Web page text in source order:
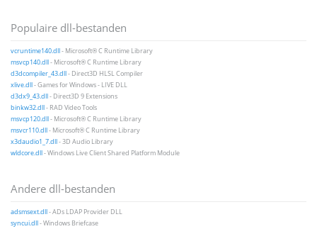
Populaire dll-bestanden
vcruntime140.dll- Microsoft® C Runtime Library
msvcp140.dll- Microsoft® C Runtime Library
d3dcompiler_43.dll- Direct3D HLSL Compiler
xlive.dll- Games for Windows - LIVE DLL
d3dx9_43.dll- Direct3D 9 Extensions
binkw32.dll- RAD Video Tools
msvcp120.dll- Microsoft® C Runtime Library
msvcr110.dll- Microsoft® C Runtime Library
x3daudio1_7.dll- 3D Audio Library
wldcore.dll- Windows Live Client Shared Platform Module
Andere dll-bestanden
adsmsext.dll- ADs LDAP Provider DLL
syncui.dll- Windows Briefcase